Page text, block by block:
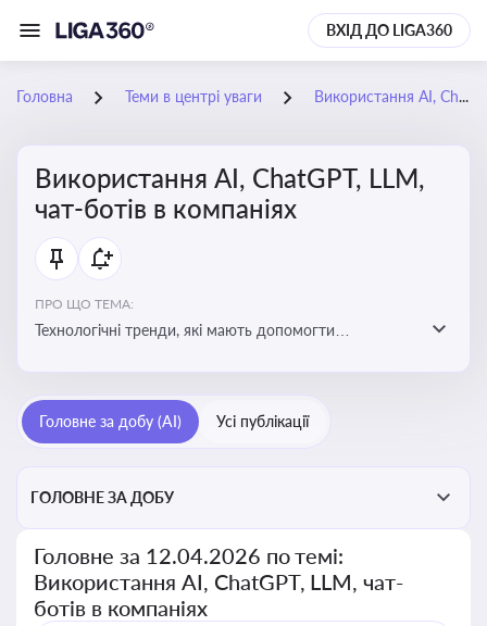
ВХІД ДО LIGA360
Головна Теми в центрі уваги Використання AI, ChatGPT, LLM, чат-ботів в компаніях
Використання AI, ChatGPT, LLM,
чат-ботів в компаніях
ПРО ЩО ТЕМА:
Технологічні тренди, які мають допомогти
ефективність і знизити витрати компаній
Головне за добу (AI) Усі публікації
ГОЛОВНЕ ЗА ДОБУ
Головне за 12.04.2026 по темі:
Використання AI, ChatGPT, LLM, чат-
ботів в компаніях